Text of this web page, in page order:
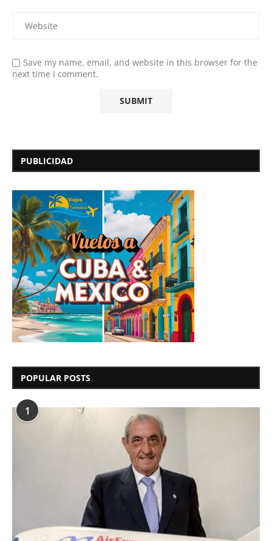
Save my name, email, and website in this browser for the
next time I comment.
PUBLICIDAD
POPULAR POSTS
1